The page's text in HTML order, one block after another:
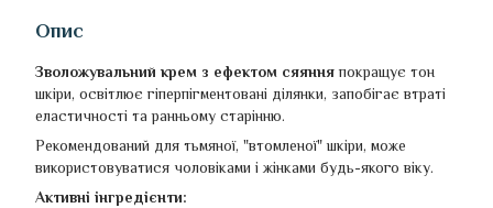
Опис
Зволожувальний крем з ефектом сяянняпокращує тон
шкіри, освітлює гіперпігментовані ділянки, запобігає втраті
еластичності та ранньому старінню.
Рекомендований для тьмяної, "втомленої" шкіри, може
використовуватися чоловіками і жінками будь-якого віку.
Активні інгредієнти: